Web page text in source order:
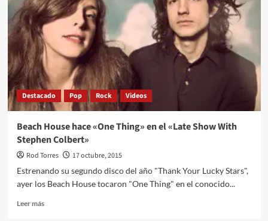
tema
Destacado Pop Rock Videos
Beach House hace «One Thing» en el «Late Show With
Stephen Colbert»
Rod Torres
17 octubre, 2015
Estrenando su segundo disco del año "Thank Your Lucky Stars",
ayer los Beach House tocaron "One Thing" en el conocido...
Leer másLeer